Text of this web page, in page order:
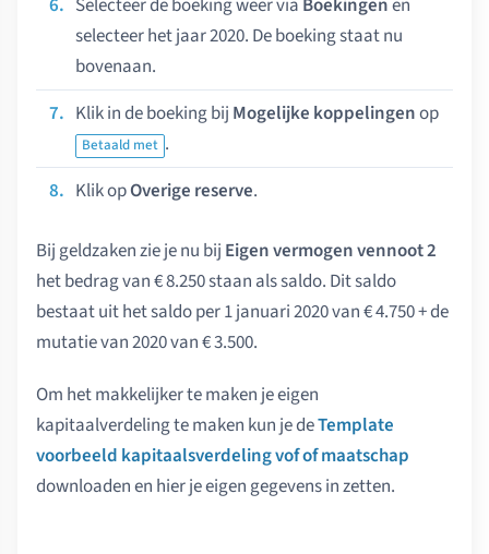
Selecteer de boeking weer via Boekingenen
selecteer het jaar 2020. De boeking staat nu
bovenaan.
Klik in de boeking bij Mogelijke koppelingenop
Betaald met .
Klik opOverige reserve.
Bij geldzaken zie je nu bij Eigen vermogen vennoot 2
het bedrag van € 8.250 staan als saldo. Dit saldo
bestaat uit het saldo per 1 januari 2020 van € 4.750 + de
mutatie van 2020 van € 3.500.
Om het makkelijker te maken je eigen
kapitaalverdeling te maken kun je deTemplate
voorbeeld kapitaalsverdeling vof of maatschap
downloaden en hier je eigen gegevens in zetten.